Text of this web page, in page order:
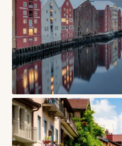
СТАТТІ
Тронгейм, Норвегія –
дерев’яних складів і